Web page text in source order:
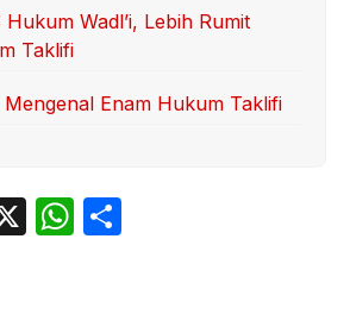
Wadl’i, Lebih Rumit
Taklifi
Enam Hukum Taklifi
X
W